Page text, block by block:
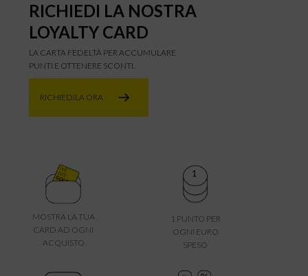
RICHIEDI LA NOSTRA
LOYALTY CARD
LA CARTA FEDELTÀ PER ACCUMULARE
PUNTI E OTTENERE SCONTI.
RICHIEDILA ORA
MOSTRA LA TUA
CARD AD OGNI
ACQUISTO
1 PUNTO PER
OGNI EURO
SPESO